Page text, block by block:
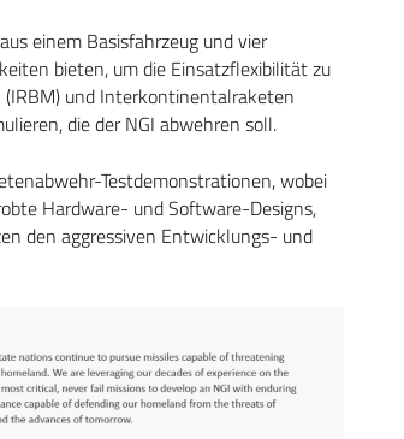
einem Basisfahrzeug und vier
bieten, um die Einsatzflexibilität zu
und Interkontinentalraketen
die der NGI abwehren soll.
Testdemonstrationen, wobei
Hardware- und Software-Designs,
den aggressiven Entwicklungs- und